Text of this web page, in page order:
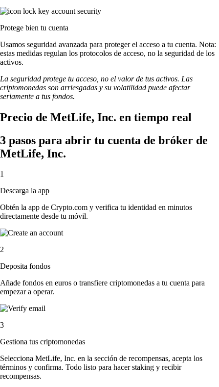
Protege bien tu cuenta
Usamos seguridad avanzada para proteger el acceso a tu cuenta. Nota:
estas medidas regulan los protocolos de acceso, no la seguridad de los
activos.
La seguridad protege tu acceso, no el valor de tus activos. Las
criptomonedas son arriesgadas y su volatilidad puede afectar
seriamente a tus fondos.
Precio de MetLife, Inc. en tiempo real
3 pasos para abrir tu cuenta de bróker de
MetLife, Inc.
1
Descarga la app
Obtén la app de Crypto.com y verifica tu identidad en minutos
directamente desde tu móvil.
2
Deposita fondos
Añade fondos en euros o transfiere criptomonedas a tu cuenta para
empezar a operar.
3
Gestiona tus criptomonedas
Selecciona MetLife, Inc. en la sección de recompensas, acepta los
términos y confirma. Todo listo para hacer staking y recibir
recompensas.